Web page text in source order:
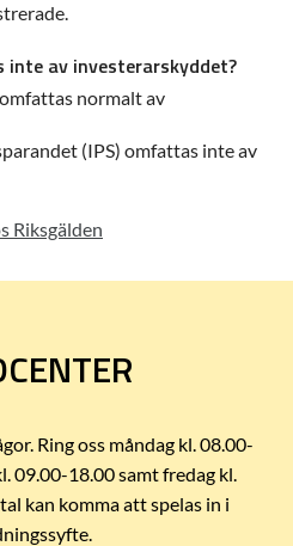
av investerarskyddet?
normalt av
(IPS) omfattas inte av
Riksgälden
Ring oss måndag kl. 08.00-
09.00-18.00 samt fredag kl.
kan komma att spelas in i